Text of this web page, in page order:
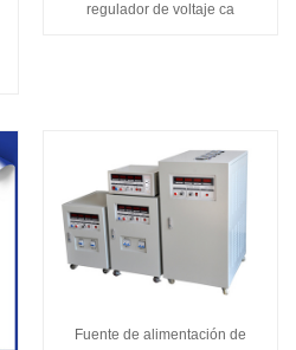
regulador de voltaje ca
Fuente de alimentación de